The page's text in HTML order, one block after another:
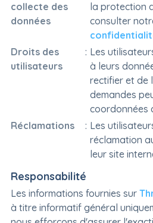
collecte des
données
la protection
consulter
Droits des
utilisateurs
: Les
à leurs
rectifier et de
demandes
coordonnées
Réclamations
: Les
réclamation
leur site
Responsabilité
Les informations fournies sur
à titre informatif général